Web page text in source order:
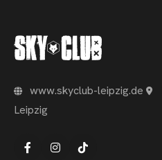
www.skyclub-leipzig.de
Leipzig